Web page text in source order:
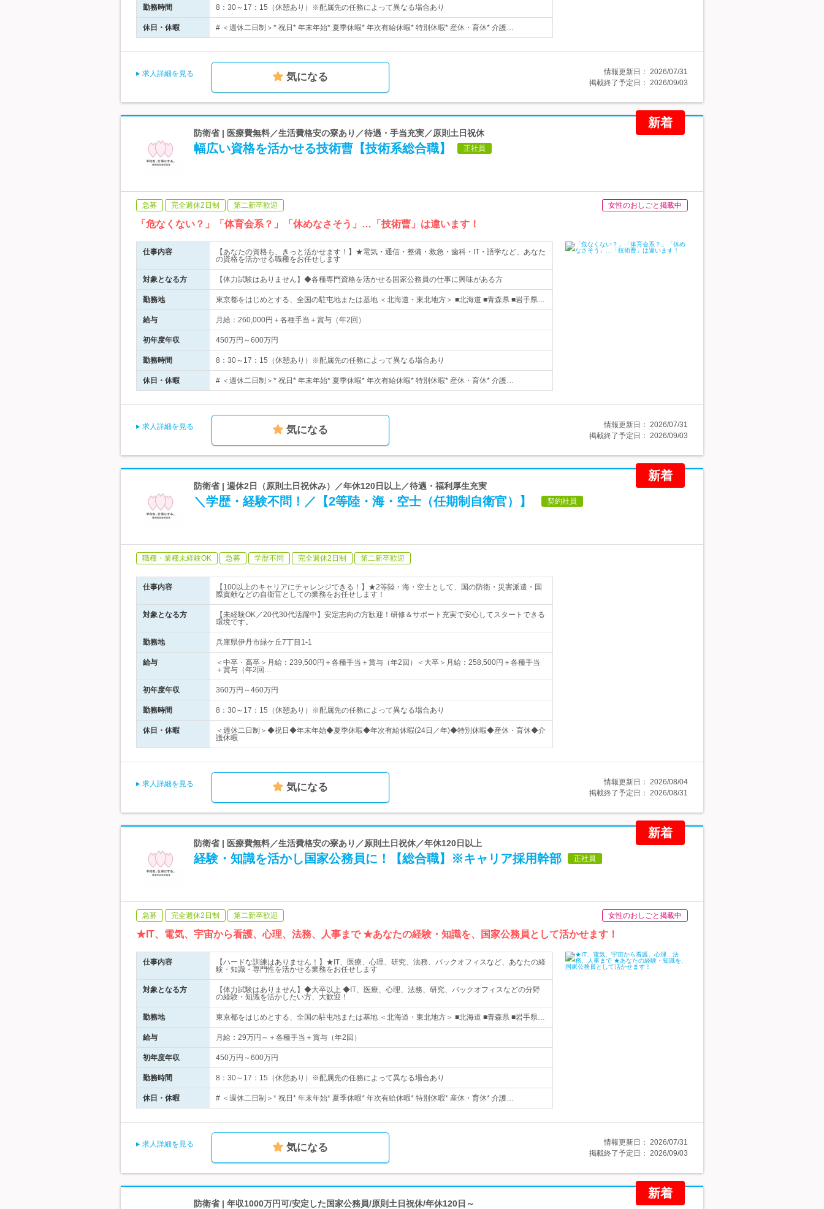
勤務時間 8：30～17：15（休憩あり）※配属先の任務によって異なる場合あり
休日・休暇 # ＜週休二日制＞* 祝日* 年末年始* 夏季休暇* 年次有給休暇* 特別休暇* 産休・育休* 介護…
求人詳細を見る 気になる 情報更新日： 2026/07/31
掲載終了予定日： 2026/09/03
新着
防衛省 | 医療費無料／生活費格安の寮あり／待遇・手当充実／原則土日祝休
幅広い資格を活かせる技術曹【技術系総合職】 正社員
急募 完全週休2日制 第二新卒歓迎 女性のおしごと掲載中
「危なくない？」「体育会系？」「休めなさそう」…「技術曹」は違います！
仕事内容
【あなたの資格も、きっと活かせます！】★電気・通信・整備・救急・歯科・IT・語学など、あなた
の資格を活かせる職種をお任せします
対象となる方 【体力試験はありません】◆各種専門資格を活かせる国家公務員の仕事に興味がある方
勤務地 東京都をはじめとする、全国の駐屯地または基地 ＜北海道・東北地方＞ ■北海道 ■青森県 ■岩手県…
給与 月給：260,000円＋各種手当＋賞与（年2回）
初年度年収 450万円～600万円
勤務時間 8：30～17：15（休憩あり）※配属先の任務によって異なる場合あり
休日・休暇 # ＜週休二日制＞* 祝日* 年末年始* 夏季休暇* 年次有給休暇* 特別休暇* 産休・育休* 介護…
求人詳細を見る 気になる 情報更新日： 2026/07/31
掲載終了予定日： 2026/09/03
新着
防衛省 | 週休2日（原則土日祝休み）／年休120日以上／待遇・福利厚生充実
＼学歴・経験不問！／【2等陸・海・空士（任期制自衛官）】 契約社員
職種・業種未経験OK 急募 学歴不問 完全週休2日制 第二新卒歓迎
仕事内容
【100以上のキャリアにチャレンジできる！】★2等陸・海・空士として、国の防衛・災害派遣・国
際貢献などの自衛官としての業務をお任せします！
対象となる方
【未経験OK／20代30代活躍中】安定志向の方歓迎！研修＆サポート充実で安心してスタートできる
環境です。
勤務地 兵庫県伊丹市緑ケ丘7丁目1-1
給与
＜中卒・高卒＞月給：239,500円＋各種手当＋賞与（年2回）＜大卒＞月給：258,500円＋各種手当
＋賞与（年2回…
初年度年収 360万円～460万円
勤務時間 8：30～17：15（休憩あり）※配属先の任務によって異なる場合あり
休日・休暇
＜週休二日制＞◆祝日◆年末年始◆夏季休暇◆年次有給休暇(24日／年)◆特別休暇◆産休・育休◆介
護休暇
求人詳細を見る 気になる 情報更新日： 2026/08/04
掲載終了予定日： 2026/08/31
新着
防衛省 | 医療費無料／生活費格安の寮あり／原則土日祝休／年休120日以上
経験・知識を活かし国家公務員に！【総合職】※キャリア採用幹部 正社員
急募 完全週休2日制 第二新卒歓迎 女性のおしごと掲載中
★IT、電気、宇宙から看護、心理、法務、人事まで ★あなたの経験・知識を、国家公務員として活かせます！
仕事内容
【ハードな訓練はありません！】★IT、医療、心理、研究、法務、バックオフィスなど、あなたの経
験・知識・専門性を活かせる業務をお任せします
対象となる方
【体力試験はありません】◆大卒以上 ◆IT、医療、心理、法務、研究、バックオフィスなどの分野
の経験・知識を活かしたい方、大歓迎！
勤務地 東京都をはじめとする、全国の駐屯地または基地 ＜北海道・東北地方＞ ■北海道 ■青森県 ■岩手県…
給与 月給：29万円～＋各種手当＋賞与（年2回）
初年度年収 450万円～600万円
勤務時間 8：30～17：15（休憩あり）※配属先の任務によって異なる場合あり
休日・休暇 # ＜週休二日制＞* 祝日* 年末年始* 夏季休暇* 年次有給休暇* 特別休暇* 産休・育休* 介護…
求人詳細を見る 気になる 情報更新日： 2026/07/31
掲載終了予定日： 2026/09/03
新着
防衛省 | 年収1000万円可/安定した国家公務員/原則土日祝休/年休120日～